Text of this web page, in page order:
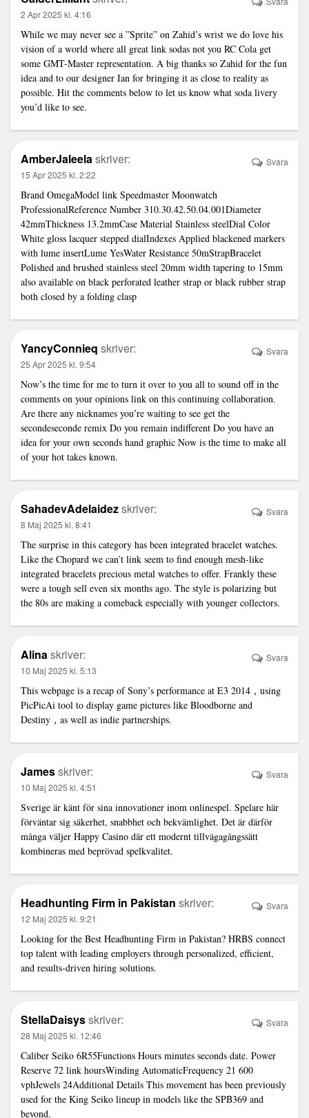
2 Apr 2025 kl. 4:16
While we may never see a ”Sprite” on Zahid’s wrist we do love his
vision of a world where all great link sodas not you RC Cola get
some GMT-Master representation. A big thanks so Zahid for the fun
idea and to our designer Ian for bringing it as close to reality as
possible. Hit the comments below to let us know what soda livery
you’d like to see.
AmberJaleelaskriver:
15 Apr 2025 kl. 2:22
Brand OmegaModel link Speedmaster Moonwatch
ProfessionalReference Number 310.30.42.50.04.001Diameter
42mmThickness 13.2mmCase Material Stainless steelDial Color
White gloss lacquer stepped dialIndexes Applied blackened markers
with lume insertLume YesWater Resistance 50mStrapBracelet
Polished and brushed stainless steel 20mm width tapering to 15mm
also available on black perforated leather strap or black rubber strap
both closed by a folding clasp
Svara
YancyConnieq skriver:
25 Apr 2025 kl. 9:54
Now’s the time for me to turn it over to you all to sound off in the
comments on your opinions link on this continuing collaboration.
Are there any nicknames you’re waiting to see get the
secondeseconde remix Do you remain indifferent Do you have an
idea for your own seconds hand graphic Now is the time to make all
of your hot takes known.
Svara
SahadevAdelaidezskriver:
8 Maj 2025 kl. 8:41
The surprise in this category has been integrated bracelet watches.
Like the Chopard we can’t link seem to find enough mesh-like
integrated bracelets precious metal watches to offer. Frankly these
were a tough sell even six months ago. The style is polarizing but
the 80s are making a comeback especially with younger collectors.
Svara
Alinaskriver:
10 Maj 2025 kl. 5:13
This webpage is a recap of Sony’s performance at E3 2014，using
PicPicAi tool to display game pictures like Bloodborne and
Destiny，as well as indie partnerships.
Svara
Jamesskriver:
10 Maj 2025 kl. 4:51
Sverige är känt för sina innovationer inom onlinespel. Spelare här
förväntar sig säkerhet, snabbhet och bekvämlighet. Det är därför
många väljer Happy Casino där ett modernt tillvägagångssätt
kombineras med beprövad spelkvalitet.
Svara
Headhunting Firm in Pakistan skriver:
12 Maj 2025 kl. 9:21
Looking for the Best Headhunting Firm in Pakistan? HRBS connect
top talent with leading employers through personalized, efficient,
and results-driven hiring solutions.
Svara
StellaDaisysskriver:
28 Maj 2025 kl. 12:46
Caliber Seiko 6R55Functions Hours minutes seconds date. Power
Reserve 72 link hoursWinding AutomaticFrequency 21 600
vphJewels 24Additional Details This movement has been previously
used for the King Seiko lineup in models like the SPB369 and
beyond.
Svara